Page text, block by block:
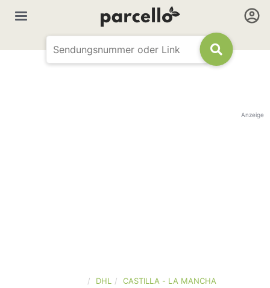
Anzeige
DHL CASTILLA - LA MANCHA